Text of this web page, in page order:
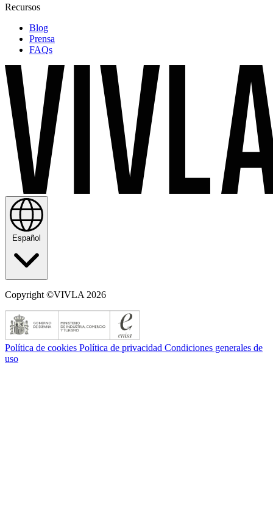
Recursos
Blog
Prensa
FAQs
Español
Copyright ©VIVLA 2026
Política de cookies Política de privacidad Condiciones generales de
uso